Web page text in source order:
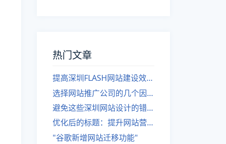
热门文章
提高深圳FLASH网站建设效率的建议
选择网站推广公司的几个因素
避免这些深圳网站设计的错误
优化后的标题：提升网站营销绩效的策略
"谷歌新增网站迁移功能"